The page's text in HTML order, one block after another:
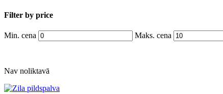
Filter by price
Min. cena Maks. cena
Nav noliktavā